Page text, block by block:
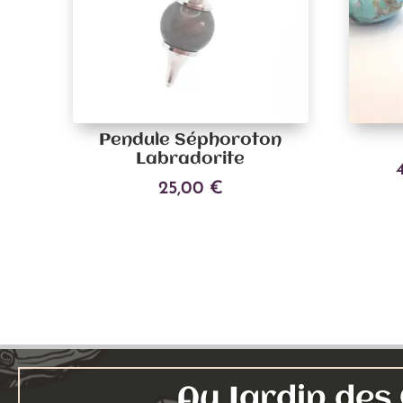
Pendule Séphoroton
Labradorite
25,00 €